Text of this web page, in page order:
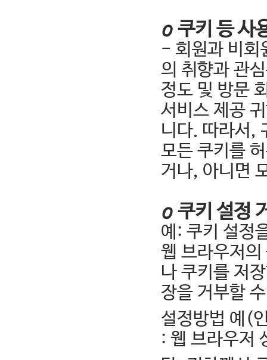
ο 쿠키 등 사
- 회원과 비회
의 취향과 관
정도 및 방문
서비스 제공
니다. 따라서,
모든 쿠키를
거나, 아니면
ο 쿠키 설정
예: 쿠키 설정
웹 브라우저
나 쿠키를 저
장을 거부할
설정방법 예(
: 웹 브라우저